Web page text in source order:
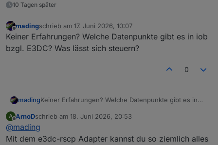
10 Tagen später
Offline
madingschrieb am 17. Juni 2026, 10:07
zuletzt editiert von
Keiner Erfahrungen? Welche Datenpunkte gibt es in iob
bzgl. E3DC? Was lässt sich steuern?
0
madingKeiner Erfahrungen? Welche Datenpunkte gibt es in
A
Offline
ArnoDschrieb am 18. Juni 2026, 20:53
zuletzt editiert von
@mading
Mit dem e3dc-rscp Adapter kannst du so ziemlich alles